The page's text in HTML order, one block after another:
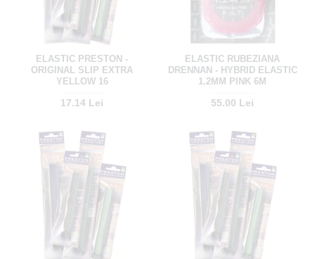
ELASTIC PRESTON -
ORIGINAL SLIP EXTRA
YELLOW 16
17.14 Lei
ELASTIC RUBEZIANA
DRENNAN - HYBRID ELASTIC
1.2MM PINK 6M
55.00 Lei